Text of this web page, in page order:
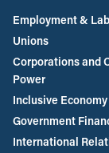
Employment &
Unions
Corporations and
Power
Inclusive Economy
Government
International